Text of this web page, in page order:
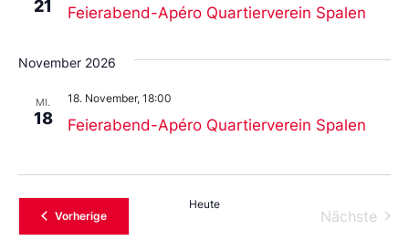
21 Feierabend-Apéro Quartierverein Spalen
November 2026
MI.
18 Feierabend-Apéro Quartierverein Spalen
18. November, 18:00
VorherigeVeranstaltungen
Heute
Nächste